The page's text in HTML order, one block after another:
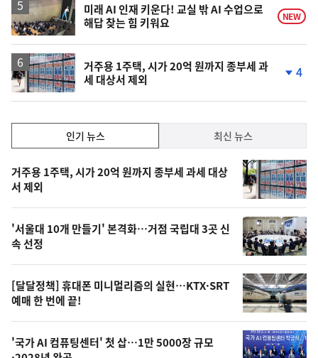
미래 AI 인재 키운다! 교실 밖 AI 수업으로
해답 찾는 힘 키워요
NEW
거주용 1주택, 시가 20억 원까지 종부세 과
세 대상서 제외
락
4
기,
최
신,
오
늘
의
영
상
오
인기 뉴스 최신 뉴스
기
뉴
스
거주용 1주택, 시가 20억 원까지 종부세 과세 대상
서 제외
'서울대 10개 만들기' 본격화…거점 국립대 3곳 신
속 선정
[달달정책] 휴대폰 미니멀리즘의 실현…KTX·SRT
예매 한 번에 끝!
'국가 AI 컴퓨팅센터' 첫 삽…1만 5000장 규모